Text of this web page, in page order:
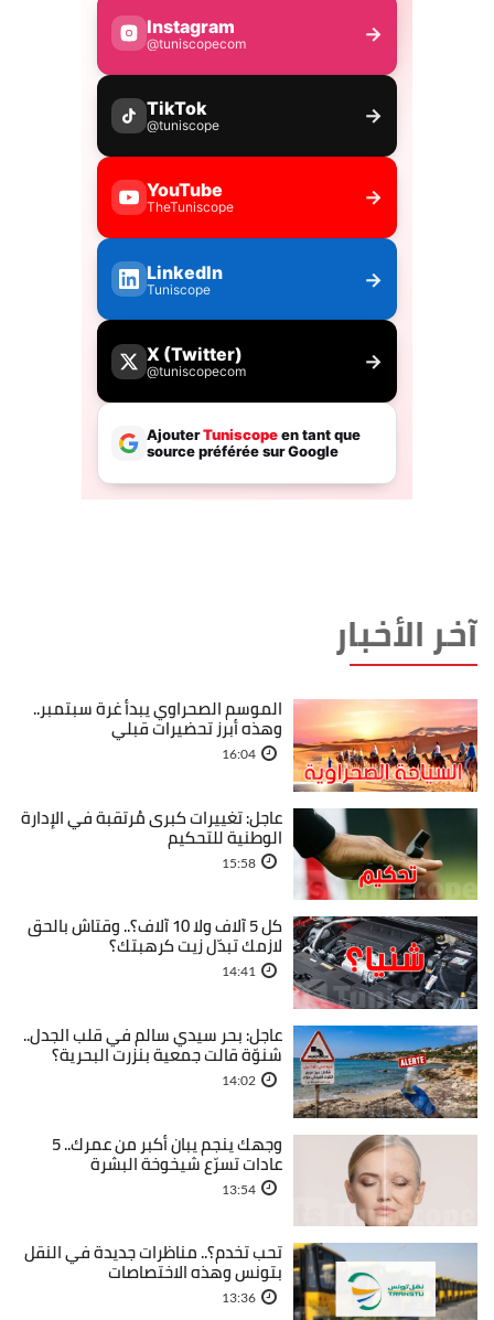
آخر الأخبار
الموسم الصحراوي يبدأ غرة سبتمبر..
وهذه أبرز تحضيرات قبلي
16:04
عاجل: تغييرات كبرى مُرتقبة في الإدارة
الوطنية للتحكيم
15:58
كل 5 آلاف ولا 10 آلاف؟.. وقتاش بالحق
لازمك تبدّل زيت كرهبتك؟
14:41
عاجل: بحر سيدي سالم في قلب الجدل..
شنوّة قالت جمعية بنزرت البحرية؟
14:02
وجهك ينجم يبان أكبر من عمرك.. 5
عادات تسرّع شيخوخة البشرة
13:54
تحب تخدم؟.. مناظرات جديدة في النقل
بتونس وهذه الاختصاصات
13:36